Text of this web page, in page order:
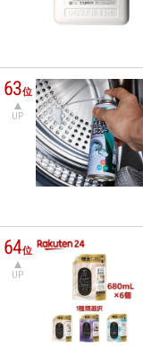
63位
UP
64位
UP